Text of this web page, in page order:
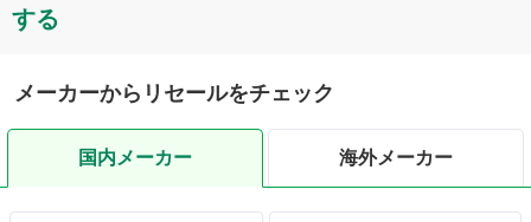
する
メーカーからリセールをチェック
国内メーカー 海外メーカー